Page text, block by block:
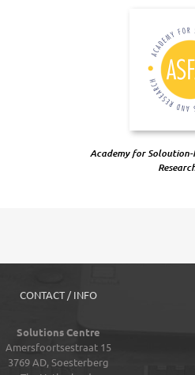
Academy for Soloution-
CONTACT / INFO
Solutions Centre
Amersfoortsestraat 15
3769 AD,Soesterberg